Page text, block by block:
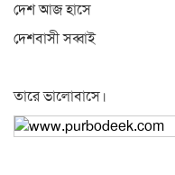
দেশ আজ হাসে
দেশবাসী সব্বাই
তারে ভালোবাসে।